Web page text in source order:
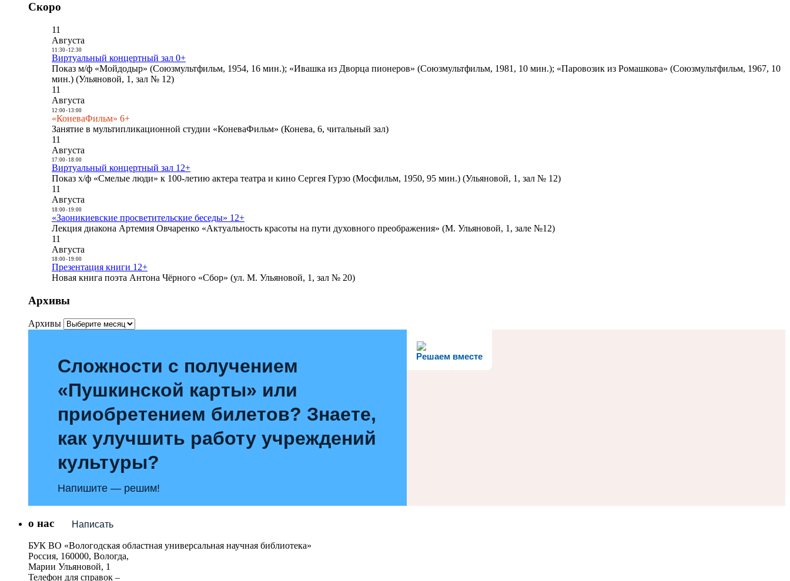
Скоро
11
Августа
11:30- 12:30
Виртуальный концертный зал 0+
Показ м/ф «Мойдодыр» (Союзмультфильм, 1954, 16 мин.); «Ивашка из Дворца пионеров» (Союзмультфильм, 1981, 10 мин.); «Паровозик из Ромашкова» (Союзмультфильм, 1967, 10
мин.) (Ульяновой, 1, зал № 12)
11
Августа
12:00- 13:00
«КоневаФильм» 6+
Занятие в мультипликационной студии «КоневаФильм» (Конева, 6, читальный зал)
11
Августа
17:00- 18:00
Виртуальный концертный зал 12+
Показ х/ф «Смелые люди» к 100-летию актера театра и кино Сергея Гурзо (Мосфильм, 1950, 95 мин.) (Ульяновой, 1, зал № 12)
11
Августа
18:00- 19:00
«Заоникиевские просветительские беседы» 12+
Лекция диакона Артемия Овчаренко «Актуальность красоты на пути духовного преображения» (М. Ульяновой, 1, зале №12)
11
Августа
18:00- 19:00
Презентация книги 12+
Новая книга поэта Антона Чёрного «Сбор» (ул. М. Ульяновой, 1, зал № 20)
Архивы
Архивы
Решаем вместе
Сложности с получением
«Пушкинской карты» или
приобретением билетов? Знаете,
как улучшить работу учреждений
культуры?
Напишите — решим!
Написать
о нас
БУК ВО «Вологодская областная универсальная научная библиотека»
Россия, 160000, Вологда,
Марии Ульяновой, 1
Телефон для справок –